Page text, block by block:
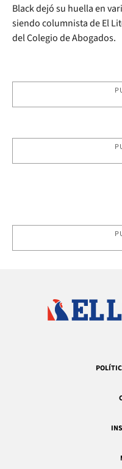
Black dejó su huella en
siendo columnista de El
del Colegio de Abogados.